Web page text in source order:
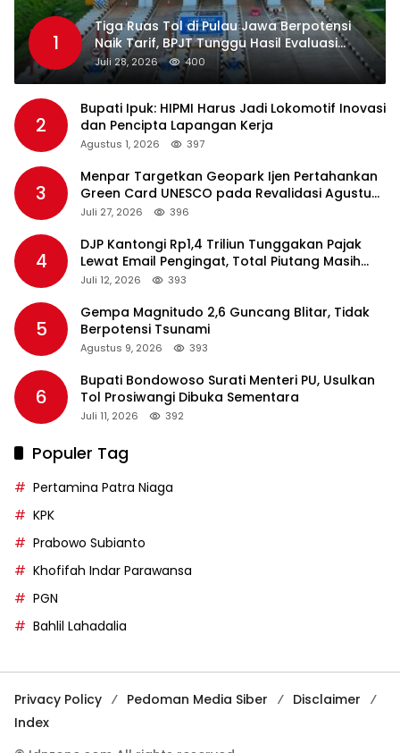
1
Tiga Ruas Tol di Pulau Jawa Berpotensi
Naik Tarif, BPJT Tunggu Hasil Evaluasi
Standar Pelayanan
Juli 28, 2026 400
2
Bupati Ipuk: HIPMI Harus Jadi Lokomotif Inovasi
dan Pencipta Lapangan Kerja
Agustus 1, 2026 397
3
Menpar Targetkan Geopark Ijen Pertahankan
Green Card UNESCO pada Revalidasi Agustus
2026
Juli 27, 2026 396
4
DJP Kantongi Rp1,4 Triliun Tunggakan Pajak
Lewat Email Pengingat, Total Piutang Masih
Rp36 Triliun
Juli 12, 2026 393
5
Gempa Magnitudo 2,6 Guncang Blitar, Tidak
Berpotensi Tsunami
Agustus 9, 2026 393
6
Bupati Bondowoso Surati Menteri PU, Usulkan
Tol Prosiwangi Dibuka Sementara
Juli 11, 2026 392
Populer Tag
Pertamina Patra Niaga
KPK
Prabowo Subianto
Khofifah Indar Parawansa
PGN
Bahlil Lahadalia
Privacy Policy Pedoman Media Siber
Disclaimer
Index